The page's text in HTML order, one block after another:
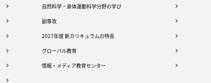
自然科学・身体運動科学分野の学び
副専攻
2027年度 新カリキュラムの特長
グローバル教育
情報・メディア教育センター